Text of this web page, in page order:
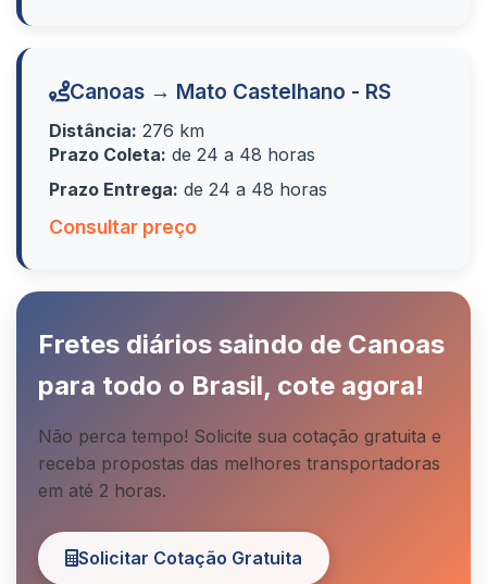
Canoas → Mato Castelhano - RS
Distância: 276 km
Prazo Coleta: de 24 a 48 horas
Prazo Entrega: de 24 a 48 horas
Consultar preço
Fretes diários saindo de Canoas
para todo o Brasil, cote agora!
Não perca tempo! Solicite sua cotação gratuita e
receba propostas das melhores transportadoras
em até 2 horas.
Solicitar Cotação Gratuita